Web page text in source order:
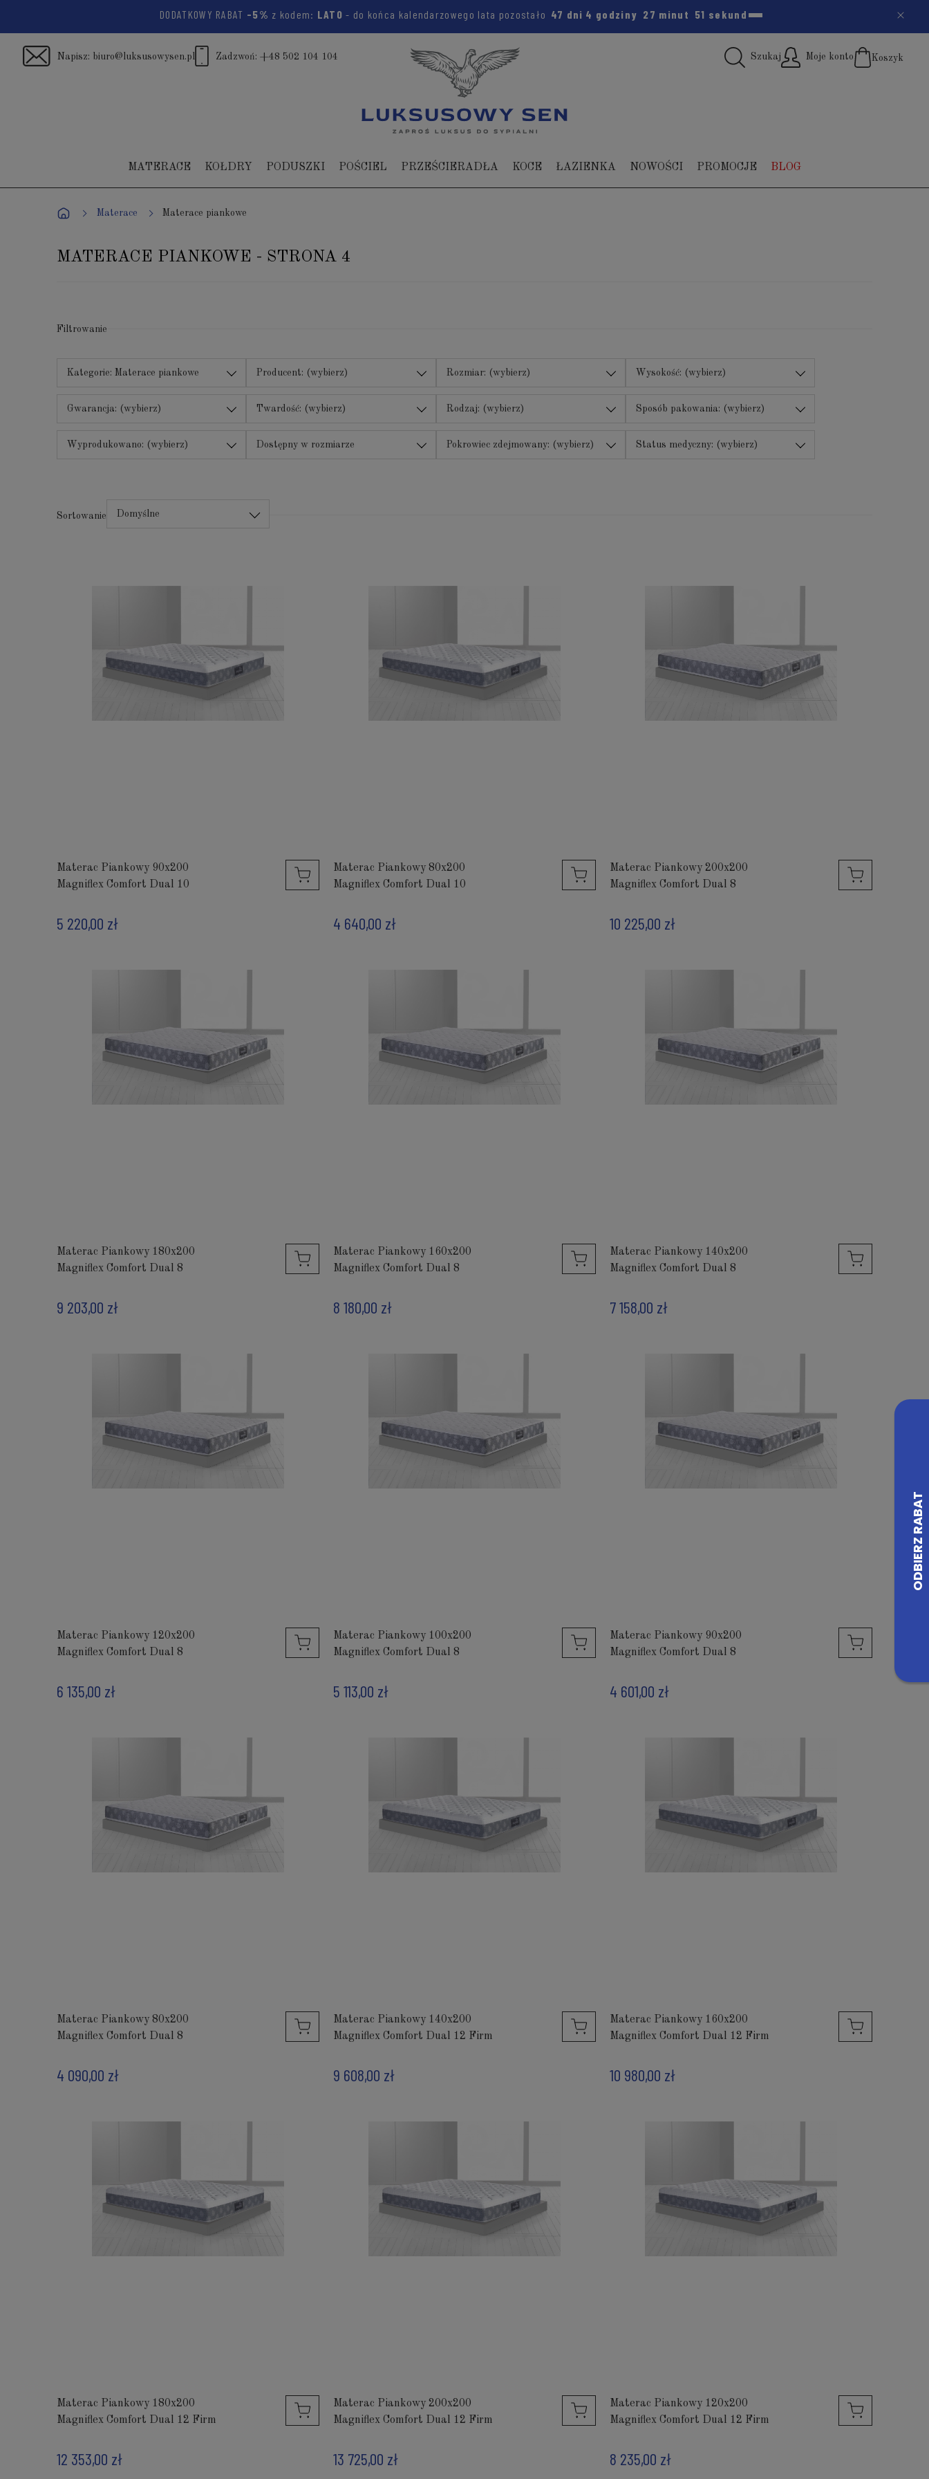
DODATKOWY RABAT -5% z kodem: LATO- do końca kalendarzowego lata pozostało 47 dni 4 godziny 27 minut 50 sekund
Napisz: biuro@luksusowysen.pl Zadzwoń: +48 502 104 104 Szukaj Moje konto Koszyk
MATERACE KOŁDRY PODUSZKI POŚCIEL PRZEŚCIERADŁA KOCE ŁAZIENKA NOWOŚCI PROMOCJE BLOG
Materace Materace piankowe
MATERACE PIANKOWE - STRONA 4
Filtrowanie
Kategorie: Materace piankowe Producent: (wybierz) Rozmiar: (wybierz) Wysokość: (wybierz)
Gwarancja: (wybierz) Twardość: (wybierz) Rodzaj: (wybierz) Sposób pakowania: (wybierz)
Wyprodukowano: (wybierz)
Dostępny w rozmiarze
Pokrowiec zdejmowany: (wybierz) Status medyczny: (wybierz)
Sortowanie Domyślne
Materac Piankowy 90x200
Magniflex Comfort Dual 10
5 220,00 zł
Materac Piankowy 80x200
Magniflex Comfort Dual 10
4 640,00 zł
Materac Piankowy 200x200
Magniflex Comfort Dual 8
10 225,00 zł
Materac Piankowy 180x200
Magniflex Comfort Dual 8
9 203,00 zł
Materac Piankowy 160x200
Magniflex Comfort Dual 8
8 180,00 zł
Materac Piankowy 140x200
Magniflex Comfort Dual 8
7 158,00 zł
Materac Piankowy 120x200
Magniflex Comfort Dual 8
6 135,00 zł
Materac Piankowy 100x200
Magniflex Comfort Dual 8
5 113,00 zł
Materac Piankowy 90x200
Magniflex Comfort Dual 8
4 601,00 zł
Materac Piankowy 80x200
Magniflex Comfort Dual 8
4 090,00 zł
Materac Piankowy 140x200
Magniflex Comfort Dual 12 Firm
9 608,00 zł
Materac Piankowy 160x200
Magniflex Comfort Dual 12 Firm
10 980,00 zł
Materac Piankowy 180x200
Magniflex Comfort Dual 12 Firm
12 353,00 zł
Materac Piankowy 200x200
Magniflex Comfort Dual 12 Firm
13 725,00 zł
Materac Piankowy 120x200
Magniflex Comfort Dual 12 Firm
8 235,00 zł